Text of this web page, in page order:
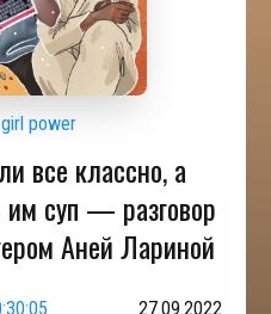
power
все классно, а
суп — разговор
Аней Лариной
27.09.2022